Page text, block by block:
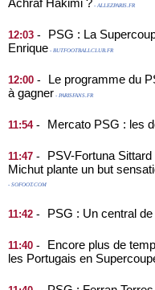
Achraf Hakimi ? - ALLEZPARIS.FR
12:03 -
PSG : La
Enrique - BUTFOOTBALLCLUB.FR
12:00 -
Le programme du
à gagner - PARISFANS.FR
11:54- Mercato PSG : les
11:47 -
PSV-Fortuna
Michut plante un but
- SOFOOT.COM
11:42 - PSG : Un central
11:40 -
Encore plus de
les Portugais en